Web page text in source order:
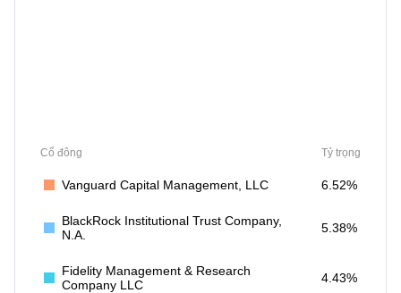
Cổ đông Tỷ trọng
Vanguard Capital Management, LLC 6.52%
BlackRock Institutional Trust Company,
N.A.
5.38%
Fidelity Management & Research
Company LLC
4.43%